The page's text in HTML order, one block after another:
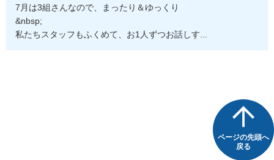
7月は3組さんなので、まったり＆ゆっくり
&nbsp;
私たちスタッフもふくめて、お1人ずつお話しす...
ページの先頭へ
戻る